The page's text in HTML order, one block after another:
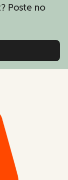
Poste no